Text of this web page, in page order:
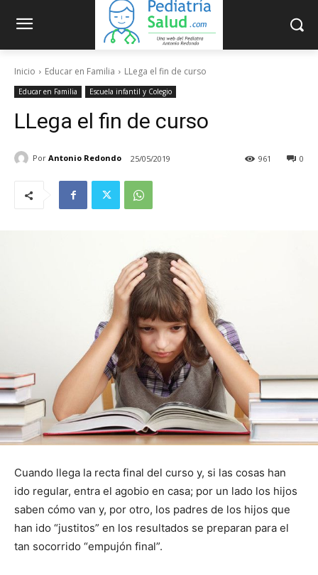
Inicio Educar en Familia LLega el fin de curso
Educar en Familia Escuela infantil y Colegio
LLega el fin de curso
Por Antonio Redondo 25/05/2019 0
961
Cuando llega la recta final del curso y, si las cosas han
ido regular, entra el agobio en casa; por un lado los hijos
saben cómo van y, por otro, los padres de los hijos que
han ido “justitos” en los resultados se preparan para el
tan socorrido “empujón final”.